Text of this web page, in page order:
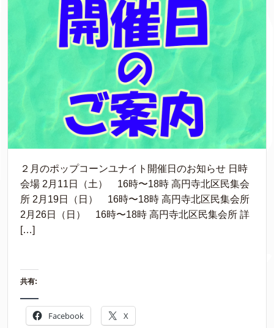
２月のポップコーンユナイト開催日のお知らせ 日時
会場 2月11日（土） 16時〜18時 高円寺北区民集会
所 2月19日（日） 16時〜18時 高円寺北区民集会所
2月26日（日） 16時〜18時 高円寺北区民集会所 詳
[…]
共有:
Facebook X